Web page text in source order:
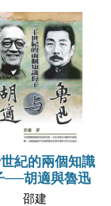
紀的兩個知識
──胡適與魯迅
邵建